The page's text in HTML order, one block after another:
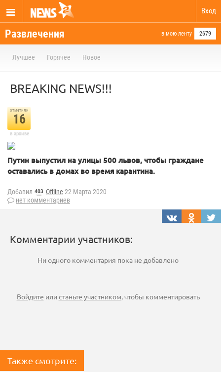
Вход
Развлечения в мою ленту 2679
Лучшее Горячее Новое
BREAKING NEWS!!!
отметили
16
в архиве
Путин выпустил на улицы 500 львов, чтобы граждане
оставались в домах во время карантина.
Добавил Offline 22 Марта 2020
нет комментариев
Комментарии участников:
Ни одного комментария пока не добавлено
Войдите илистаньте участником, чтобы комментировать
Также смотрите: